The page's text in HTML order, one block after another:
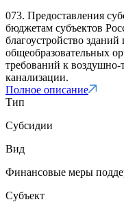
073. Предоставления
бюджетам субъектов
благоустройство
общеобразовательных
требований к
канализации.
Полное описание
Тип
Субсидии
Вид
Финансовые меры
Субъект